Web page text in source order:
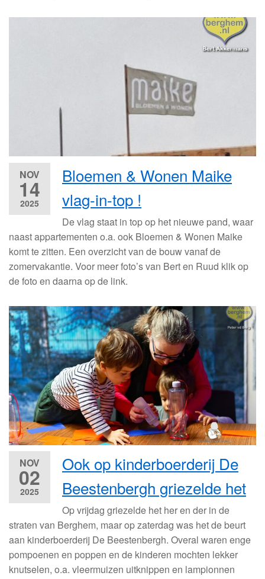
NOV
14
2025
Bloemen & Wonen Maike
vlag-in-top !
De vlag staat in top op het nieuwe pand, waar
naast appartementen o.a. ook Bloemen & Wonen Maike
komt te zitten. Een overzicht van de bouw vanaf de
zomervakantie. Voor meer foto’s van Bert en Ruud klik op
de foto en daarna op de link.
NOV
02
2025
Ook op kinderboerderij De
Beestenbergh griezelde het
Op vrijdag griezelde het her en der in de
straten van Berghem, maar op zaterdag was het de beurt
aan kinderboerderij De Beestenbergh. Overal waren enge
pompoenen en poppen en de kinderen mochten lekker
knutselen, o.a. vleermuizen uitknippen en lampionnen